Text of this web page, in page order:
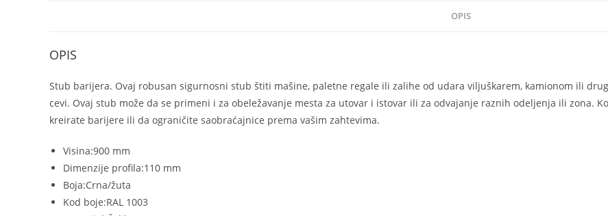
OPIS
OPIS
Stub barijera. Ovaj robusan sigurnosni stub štiti mašine, paletne regale ili zalihe od udara viljuškarem, kamionom ili
cevi. Ovaj stub može da se primeni i za obeležavanje mesta za utovar i istovar ili za odvajanje raznih odeljenja ili zona.
kreirate barijere ili da ograničite saobraćajnice prema vašim zahtevima.
Visina:900 mm
Dimenzije profila:110 mm
Boja:Crna/žuta
Kod boje:RAL 1003